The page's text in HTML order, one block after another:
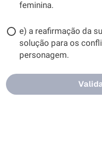
feminina.
e) a reafirmação da
solução para os
personagem.